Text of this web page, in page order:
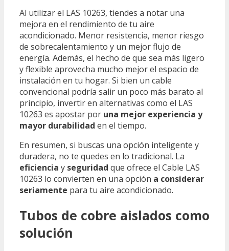
Al utilizar el LAS 10263, tiendes a notar una
mejora en el rendimiento de tu aire
acondicionado. Menor resistencia, menor riesgo
de sobrecalentamiento y un mejor flujo de
energía. Además, el hecho de que sea más ligero
y flexible aprovecha mucho mejor el espacio de
instalación en tu hogar. Si bien un cable
convencional podría salir un poco más barato al
principio, invertir en alternativas como el LAS
10263 es apostar por una mejor experiencia y
mayor durabilidad en el tiempo.
En resumen, si buscas una opción inteligente y
duradera, no te quedes en lo tradicional. La
eficiencia y seguridad que ofrece el Cable LAS
10263 lo convierten en una opción a considerar
seriamente para tu aire acondicionado.
Tubos de cobre aislados como
solución